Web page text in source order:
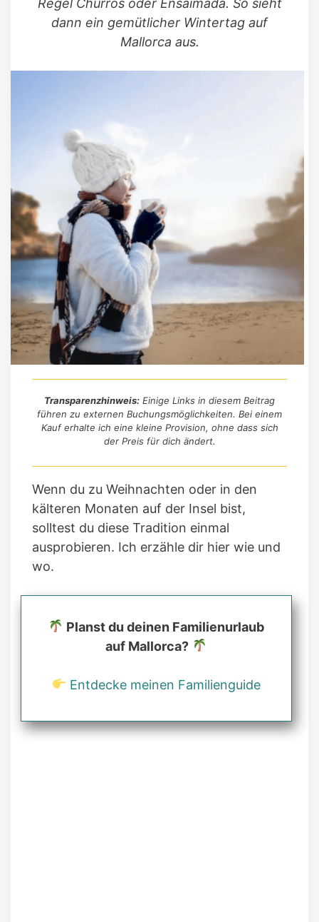
Regel Churros oder Ensaïmada. So sieht
dann ein gemütlicher Wintertag auf
Mallorca aus.
Transparenzhinweis: Einige Links in diesem Beitrag
führen zu externen Buchungsmöglichkeiten. Bei einem
Kauf erhalte ich eine kleine Provision, ohne dass sich
der Preis für dich ändert.
Wenn du zu Weihnachten oder in den
kälteren Monaten auf der Insel bist,
solltest du diese Tradition einmal
ausprobieren. Ich erzähle dir hier wie und
wo.
Planst du deinen Familienurlaub
auf Mallorca?
Entdecke meinen Familienguide